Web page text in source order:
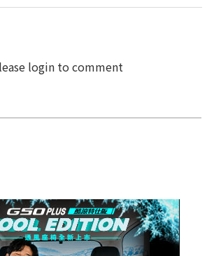
login to comment